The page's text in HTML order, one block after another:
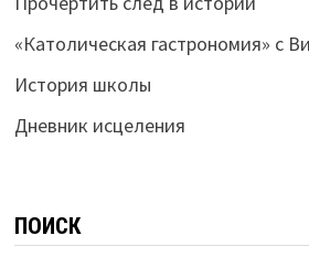
«Католическая гастрономия» с
История школы
Дневник исцеления
ПОИСК